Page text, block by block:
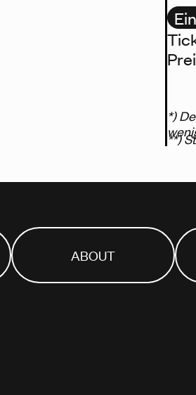
*)
**)
ABOUT